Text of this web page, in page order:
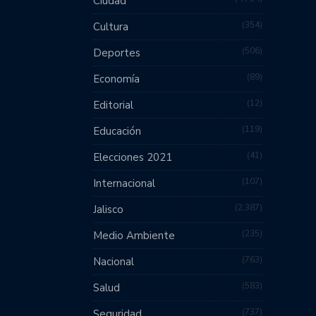
Cultura 354
Deportes 506
Economía 89
Editorial 12
Educación 119
Elecciones 2021 41
Internacional 107
Jalisco 2,387
Medio Ambiente 235
Nacional 763
Salud 583
737